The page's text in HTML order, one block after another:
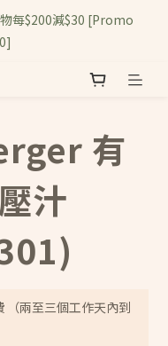
每$200減$30 [Promo
有
汁
（兩至三個工作天內到